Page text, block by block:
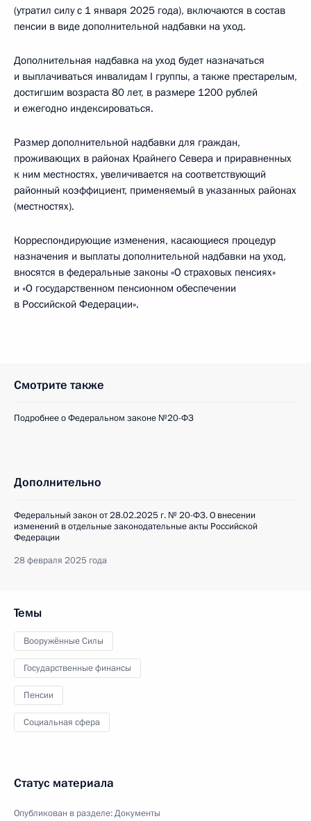
(утратил силу с 1 января 2025 года), включаются в состав
пенсии в виде дополнительной надбавки на уход.
Дополнительная надбавка на уход будет назначаться
и выплачиваться инвалидам I группы, а также престарелым,
достигшим возраста 80 лет, в размере 1200 рублей
и ежегодно индексироваться.
Размер дополнительной надбавки для граждан,
проживающих в районах Крайнего Севера и приравненных
к ним местностях, увеличивается на соответствующий
районный коэффициент, применяемый в указанных районах
(местностях).
Корреспондирующие изменения, касающиеся процедур
назначения и выплаты дополнительной надбавки на уход,
вносятся в федеральные законы «О страховых пенсиях»
и «О государственном пенсионном обеспечении
в Российской Федерации».
Смотрите также
Подробнее о Федеральном законе №20-ФЗ
Дополнительно
Федеральный закон от 28.02.2025 г. № 20-ФЗ. О внесении
изменений в отдельные законодательные акты Российской
Федерации
28 февраля 2025 года
Темы
Вооружённые Силы
Государственные финансы
Пенсии
Социальная сфера
Статус материала
Опубликован в разделе:Документы